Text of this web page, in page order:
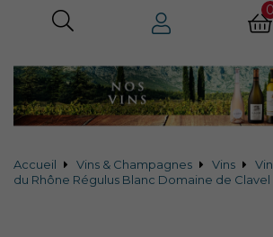
0
Accueil Vins & Champagnes Vins
du Rhône Régulus Blanc Domaine de Clavel